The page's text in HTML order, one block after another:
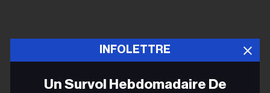
INFOLETTRE
Un Survol Hebdomadaire De